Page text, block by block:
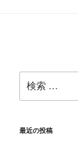
索:
最近の投稿